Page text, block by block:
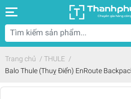
Trang chủ / THULE /
Balo Thule (Thuỵ Điển) EnRoute